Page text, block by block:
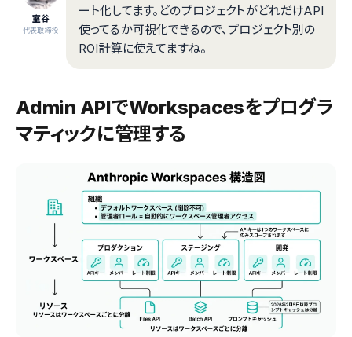
室谷
代表取締役
ート化してます。どのプロジェクトがどれだけAPI
使ってるか可視化できるので、プロジェクト別の
ROI計算に使えてますね。
Admin APIでWorkspacesをプログラ
マティックに管理する